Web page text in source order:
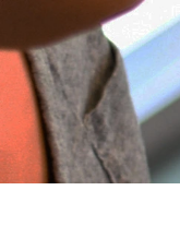
obsah